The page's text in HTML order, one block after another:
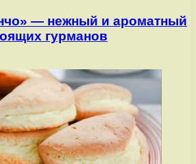
— нежный и ароматный
гурманов